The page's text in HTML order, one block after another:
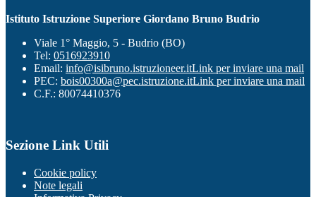
Istituto Istruzione Superiore Giordano Bruno Budrio
Viale 1° Maggio, 5 - Budrio (BO)
Tel: 0516923910
Email: info@isibruno.istruzioneer.itLink per inviare una mail
PEC: bois00300a@pec.istruzione.itLink per inviare una mail
C.F.: 80074410376
Sezione Link Utili
Cookie policy
Note legali